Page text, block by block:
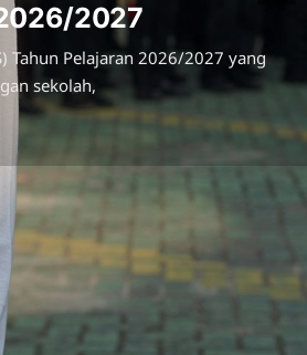
2027
Tahun Pelajaran 2026/2027 yang
sekolah,